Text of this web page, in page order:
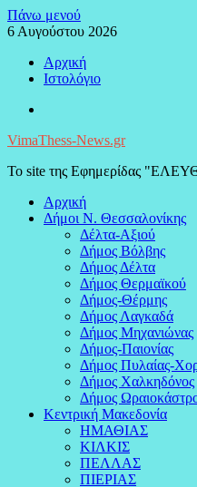
Μεταπηδήστε
στο
Πάνω μενού
6 Αυγούστου 2026
Αρχική
Ιστολόγιο
VimaThess-News.gr
Το site της Εφημερίδας
Αρχική
Δήμοι Ν. Θεσσαλονίκης
Δέλτα-Αξιού
Δήμος Βόλβης
Δήμος Δέλτα
Δήμος Θερμαϊκού
Δήμος-Θέρμης
Δήμος Λαγκαδά
Δήμος Μηχανιώνας
Δήμος-Παιονίας
Δήμος Πυλαίας-
Δήμος Χαλκηδόνος
Δήμος
Κεντρική Μακεδονία
ΗΜΑΘΙΑΣ
ΚΙΛΚΙΣ
ΠΕΛΛΑΣ
ΠΙΕΡΙΑΣ